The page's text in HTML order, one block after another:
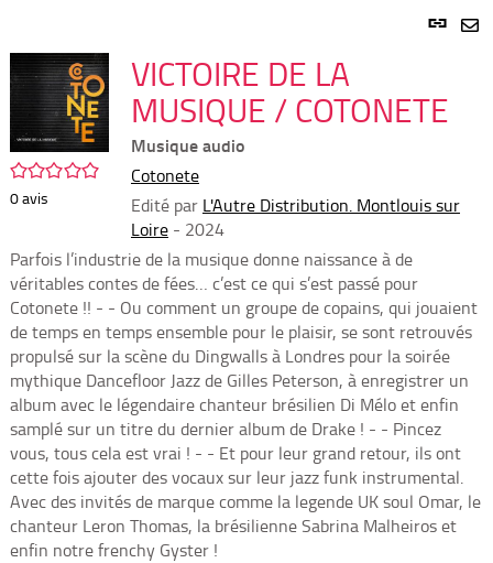
Lien
/5
0avis
VICTOIRE DE LA
MUSIQUE / COTONETE
Musique audio
Cotonete
Edité par L'Autre Distribution. Montlouis sur
Loire - 2024
Parfois l’industrie de la musique donne naissance à de
véritables contes de fées… c’est ce qui s’est passé pour
Cotonete !! - - Ou comment un groupe de copains, qui jouaient
de temps en temps ensemble pour le plaisir, se sont retrouvés
propulsé sur la scène du Dingwalls à Londres pour la soirée
mythique Dancefloor Jazz de Gilles Peterson, à enregistrer un
album avec le légendaire chanteur brésilien Di Mélo et enfin
samplé sur un titre du dernier album de Drake ! - - Pincez
vous, tous cela est vrai ! - - Et pour leur grand retour, ils ont
cette fois ajouter des vocaux sur leur jazz funk instrumental.
Avec des invités de marque comme la legende UK soul Omar, le
chanteur Leron Thomas, la brésilienne Sabrina Malheiros et
enfin notre frenchy Gyster !